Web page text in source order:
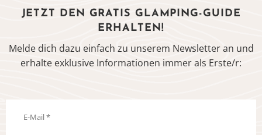
JETZT DEN GRATIS GLAMPING-GUIDE
ERHALTEN!
Melde dich dazu einfach zu unserem Newsletter an und
erhalte exklusive Informationen immer als Erste/r: